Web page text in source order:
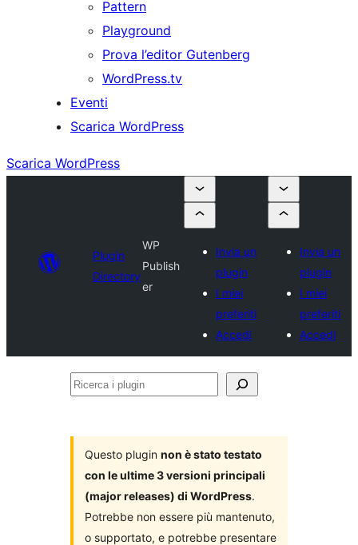
Pattern
Playground
Prova l’editor Gutenberg
WordPress.tv
Eventi
Scarica WordPress
Scarica WordPress
Plugin
Directory
WP
Publish
er
Invia un
plugin
I miei
preferiti
Accedi
Invia un
plugin
I miei
preferiti
Accedi
Ricerca
Questo plugin non è stato testato
con le ultime 3 versioni principali
(major releases) di WordPress.
Potrebbe non essere più mantenuto,
o supportato, e potrebbe presentare